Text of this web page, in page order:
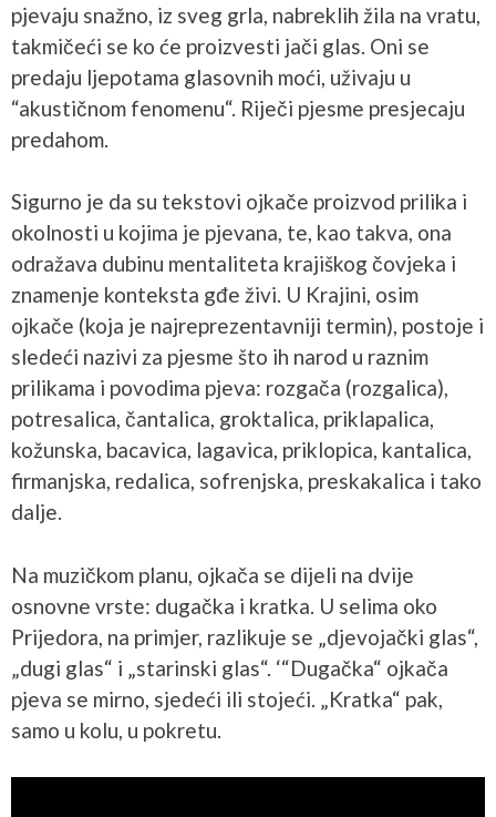
pjevaju snažno, iz sveg grla, nabreklih žila na vratu,
takmičeći se ko će proizvesti jači glas. Oni se
predaju ljepotama glasovnih moći, uživaju u
“akustičnom fenomenu“. Riječi pjesme presjecaju
predahom.
Sigurno je da su tekstovi ojkače proizvod prilika i
okolnosti u kojima je pjevana, te, kao takva, ona
odražava dubinu mentaliteta krajiškog čovjeka i
znamenje konteksta gđe živi. U Krajini, osim
ojkače (koja je najreprezentavniji termin), postoje i
sledeći nazivi za pjesme što ih narod u raznim
prilikama i povodima pjeva: rozgača (rozgalica),
potresalica, čantalica, groktalica, priklapalica,
kožunska, bacavica, lagavica, priklopica, kantalica,
firmanjska, redalica, sofrenjska, preskakalica i tako
dalje.
Na muzičkom planu, ojkača se dijeli na dvije
osnovne vrste: dugačka i kratka. U selima oko
Prijedora, na primjer, razlikuje se „djevojački glas“,
„dugi glas“ i „starinski glas“. ‘“Dugačka“ ojkača
pjeva se mirno, sjedeći ili stojeći. „Kratka“ pak,
samo u kolu, u pokretu.